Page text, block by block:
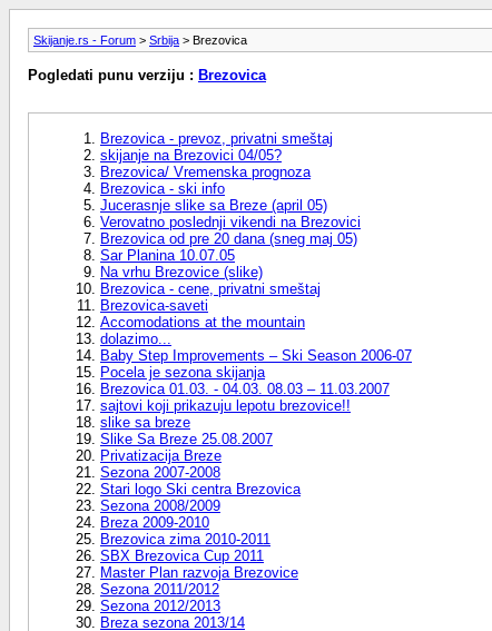
Skijanje.rs - Forum > Srbija > Brezovica
Pogledati punu verziju : Brezovica
Brezovica - prevoz, privatni smeštaj
skijanje na Brezovici 04/05?
Brezovica/ Vremenska prognoza
Brezovica - ski info
Jucerasnje slike sa Breze (april 05)
Verovatno poslednji vikendi na Brezovici
Brezovica od pre 20 dana (sneg maj 05)
Sar Planina 10.07.05
Na vrhu Brezovice (slike)
Brezovica - cene, privatni smeštaj
Brezovica-saveti
Accomodations at the mountain
dolazimo...
Baby Step Improvements – Ski Season 2006-07
Pocela je sezona skijanja
Brezovica 01.03. - 04.03. 08.03 – 11.03.2007
sajtovi koji prikazuju lepotu brezovice!!
slike sa breze
Slike Sa Breze 25.08.2007
Privatizacija Breze
Sezona 2007-2008
Stari logo Ski centra Brezovica
Sezona 2008/2009
Breza 2009-2010
Brezovica zima 2010-2011
SBX Brezovica Cup 2011
Master Plan razvoja Brezovice
Sezona 2011/2012
Sezona 2012/2013
Breza sezona 2013/14